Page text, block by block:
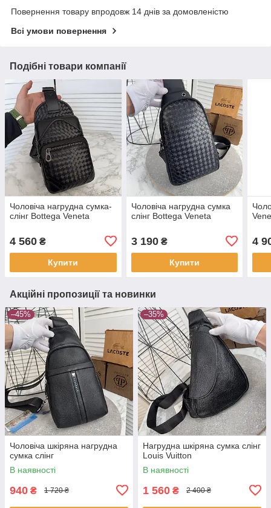
Повернення товару впродовж 14 днів за домовленістю
Всі умови повернення
Подібні товари компанії
Чоловіча нагрудна сумка-
слінг Bottega Veneta
4 560 ₴
Купити
Чоловіча нагрудна сумка
слінг Bottega Veneta
3 190₴
Купити
4
Акційні пропозиції та новинки
–45%
Чоловіча шкіряна нагрудна
сумка слінг
В наявності
940 ₴ 1 720 ₴
–35%
Нагрудна шкіряна сумка слінг
Louis Vuitton
В наявності
1 560 ₴ 2 400 ₴